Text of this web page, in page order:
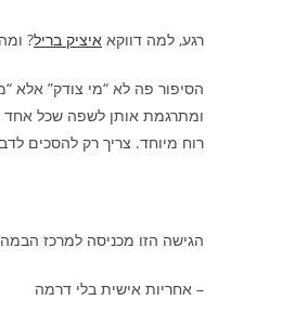
רגע, למה דווקא איציק בריל?
הסיפור פה לא “מי צודק” אלא
ומתרגמת אותן לשפה שכל אחד
רוח מיוחד. צריך רק להסכים
הגישה הזו מכניסה למרכז
– אחריות אישית בלי דרמה